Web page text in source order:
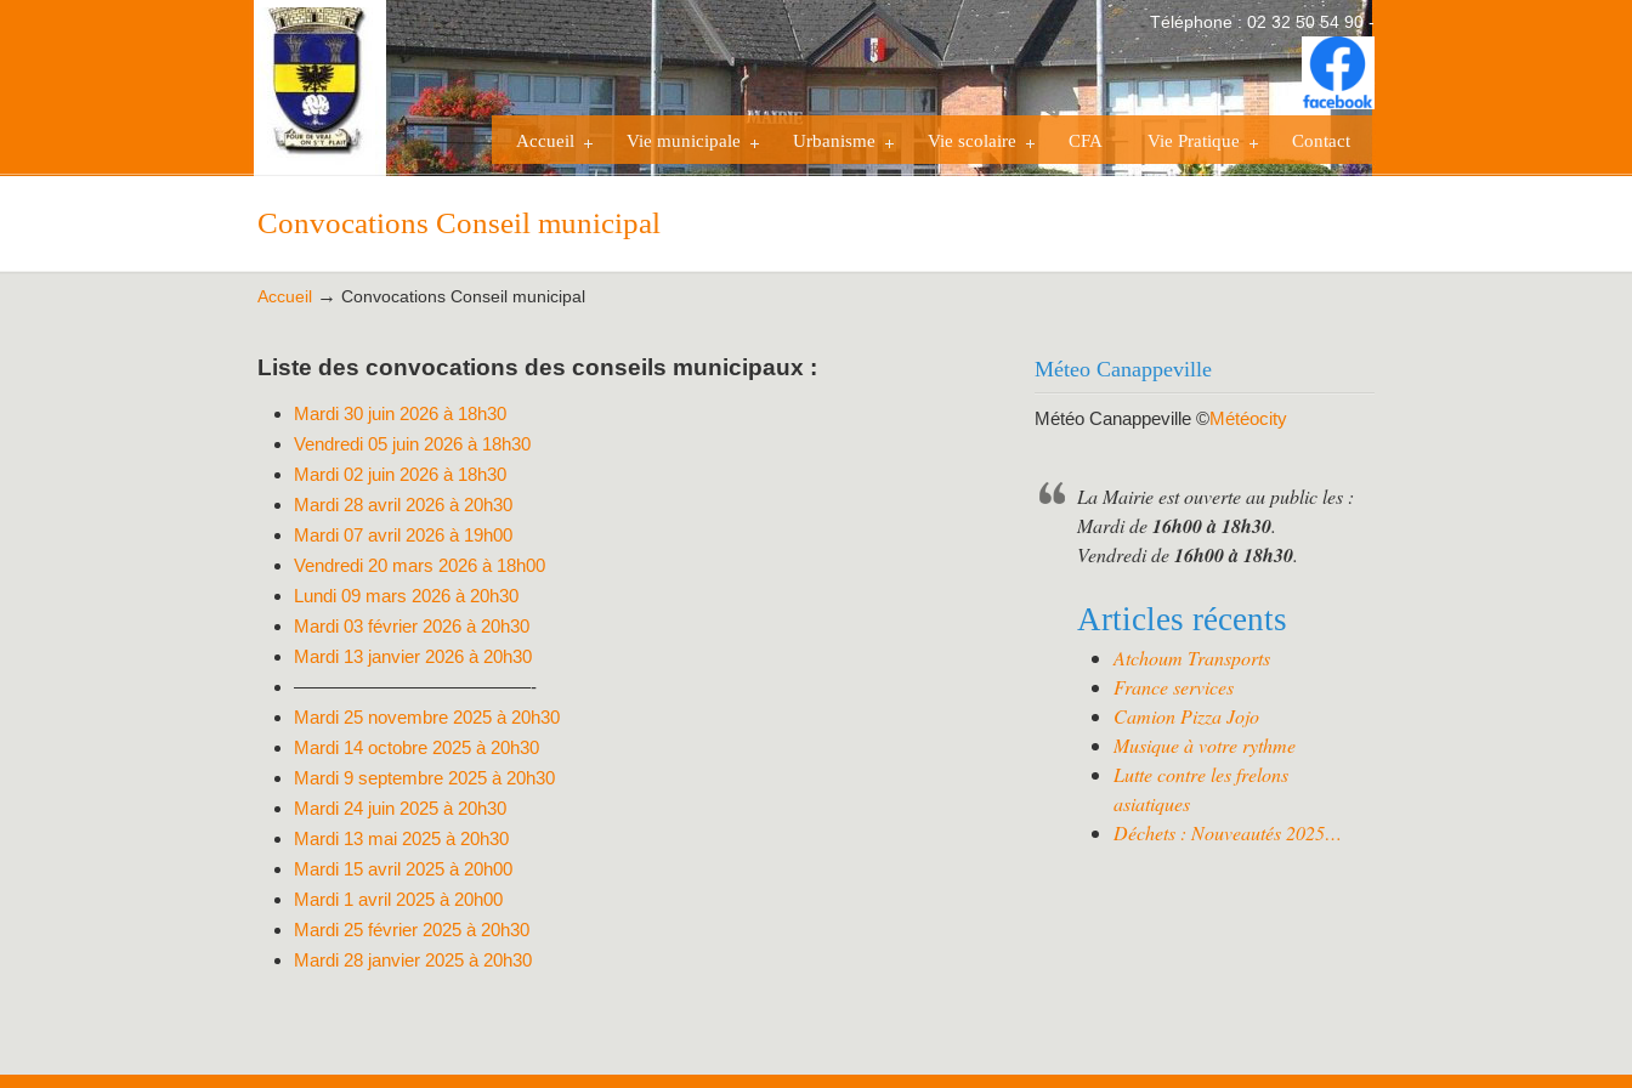
Téléphone : 02 32 50 54 90 -
Accueil Vie municipale Urbanisme Vie scolaire CFA Vie Pratique Contact
Convocations Conseil municipal
Accueil → Convocations Conseil municipal
Liste des convocations des conseils municipaux :
Mardi 30 juin 2026 à 18h30
Vendredi 05 juin 2026 à 18h30
Mardi 02 juin 2026 à 18h30
Mardi 28 avril 2026 à 20h30
Mardi 07 avril 2026 à 19h00
Vendredi 20 mars 2026 à 18h00
Lundi 09 mars 2026 à 20h30
Mardi 03 février 2026 à 20h30
Mardi 13 janvier 2026 à 20h30
—————————————-
Mardi 25 novembre 2025 à 20h30
Mardi 14 octobre 2025 à 20h30
Mardi 9 septembre 2025 à 20h30
Mardi 24 juin 2025 à 20h30
Mardi 13 mai 2025 à 20h30
Mardi 15 avril 2025 à 20h00
Mardi 1 avril 2025 à 20h00
Mardi 25 février 2025 à 20h30
Mardi 28 janvier 2025 à 20h30
Méteo Canappeville
Météo Canappeville ©Météocity
La Mairie est ouverte au public les :
Mardi de16h00 à 18h30.
Vendredi de16h00 à 18h30.
Articles récents
Atchoum Transports
France services
Camion Pizza Jojo
Musique à votre rythme
Lutte contre les frelons
asiatiques
Déchets : Nouveautés 2025…